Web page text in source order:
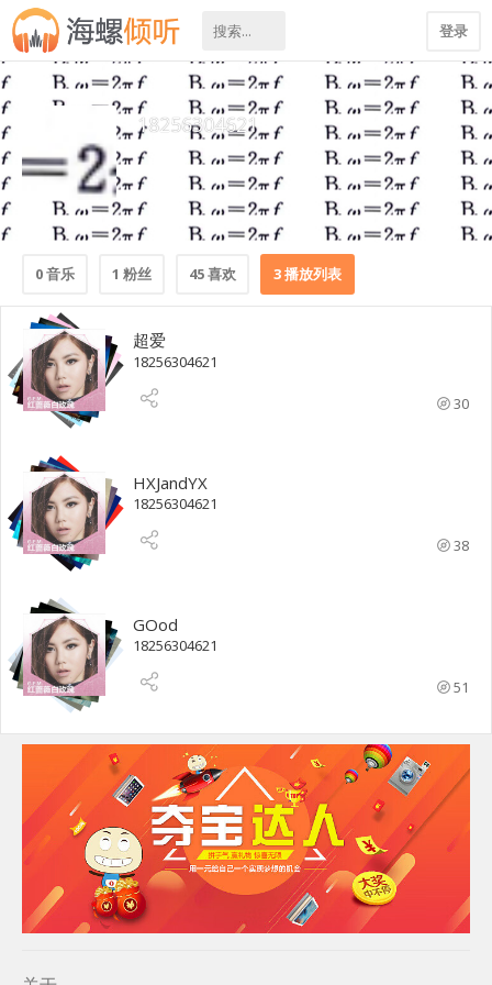
登录
18256304621
0 音乐 1 粉丝 45 喜欢 3 播放列表
超爱
18256304621
30
HXJandYX
18256304621
38
GOod
18256304621
51